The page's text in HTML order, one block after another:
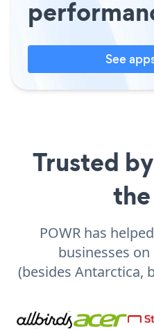
See
Trusted
POWR has
businesses
(besides Antarctica,